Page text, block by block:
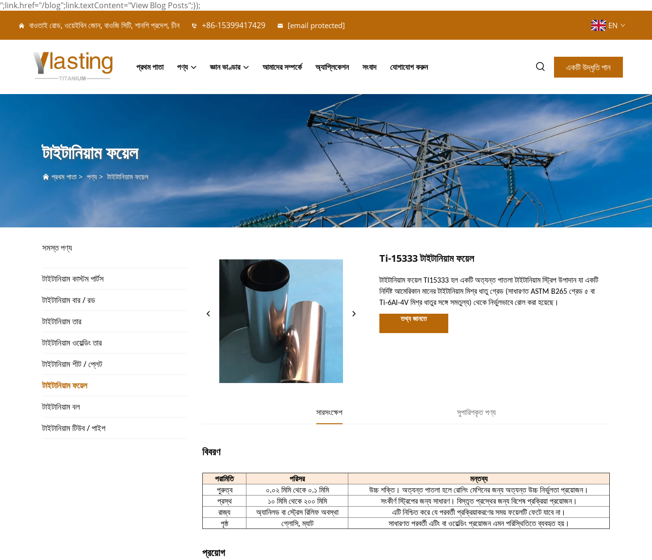
";link.href="/blog";link.textContent="View Blog Posts";});
বাওতাই রোড, ওয়েইবিন জোন, বাওজি সিটি, শানশি প্রদেশ, চীন
+86-15399417429 [email protected] EN
প্রথম পাতা পণ্য জ্ঞান ভাণ্ডার আমাদের সম্পর্কে অ্যাপ্লিকেশন সংবাদ যোগাযোগ করুন একটি উদ্ধৃতি পান
টাইটানিয়াম ফয়েল
প্রথম পাতা >পণ্য >টাইটানিয়াম ফয়েল
সমস্ত পণ্য
টাইটানিয়াম কাস্টম পার্টস
টাইটানিয়াম বার / রড
টাইটানিয়াম তার
টাইটানিয়াম ওয়েল্ডিং তার
টাইটানিয়াম শীট / প্লেট
টাইটানিয়াম ফয়েল
টাইটানিয়াম বল
টাইটানিয়াম টিউব / পাইপ
Ti-15333 টাইটানিয়াম ফয়েল
টাইটানিয়াম ফয়েল TI15333 হল একটি অত্যন্ত পাতলা টাইটানিয়াম স্ট্রিপ উপাদান যা একটি
নির্দিষ্ট আমেরিকান মানের টাইটানিয়াম মিশ্র ধাতু গ্রেড (সাধারণত ASTM B265 গ্রেড ৫ বা
Ti-6Al-4V মিশ্র ধাতুর সঙ্গে সমতুল্য) থেকে নির্ভুলভাবে রোল করা হয়েছে।
তথ্য জানতে
সারসংক্ষেপ সুপারিশকৃত পণ্য
বিবরণ
পরামিতি পরিসর
মন্তব্য
পুরুত্ব
০.০২ মিমি থেকে ০.১ মিমি
উচ্চ শক্তি। অত্যন্ত পাতলা হলে রোলিং মেশিনের জন্য অত্যন্ত উচ্চ নির্ভুলতা প্রয়োজন।
প্রস্থ
১০ মিমি থেকে ২০০ মিমি
সংকীর্ণ স্ট্রিপের জন্য সাধারণ। বিস্তৃত প্রস্থের জন্য বিশেষ প্রক্রিয়া প্রয়োজন।
রাজ্য
অ্যানিলড বা স্ট্রেস রিলিফ অবস্থা
এটি নিশ্চিত করে যে পরবর্তী প্রক্রিয়াকরণের সময় ফয়েলটি ফেটে যাবে না।
পৃষ্ঠ
গ্লোসি, ম্যাট সাধারণত পরবর্তী এটিং বা ওয়েল্ডিং প্রয়োজন এমন পরিস্থিতিতে ব্যবহৃত হয়।
প্রয়োগ